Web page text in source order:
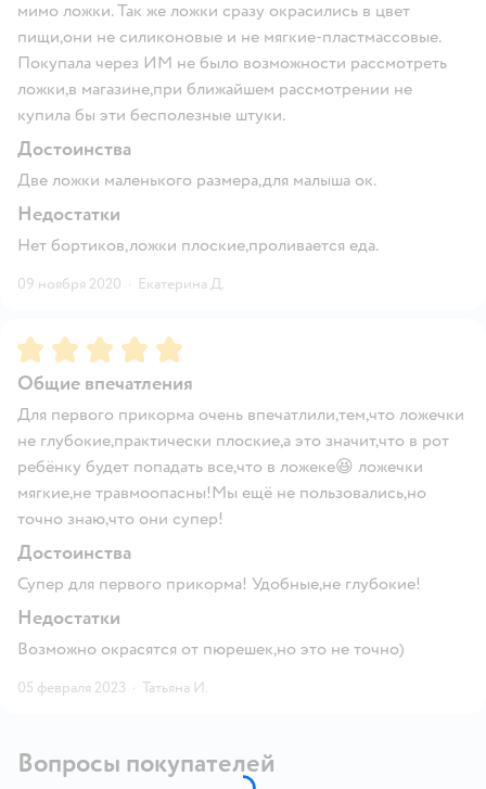
мимо ложки. Так же ложки сразу окрасились в цвет
пищи,они не силиконовые и не мягкие-пластмассовые.
Покупала через ИМ не было возможности рассмотреть
ложки,в магазине,при ближайшем рассмотрении не
купила бы эти бесполезные штуки.
Достоинства
Две ложки маленького размера,для малыша ок.
Недостатки
Нет бортиков,ложки плоские,проливается еда.
09 ноября 2020 · Екатерина Д.
Рейтинг:5
Общие впечатления
Для первого прикорма очень впечатлили,тем,что ложечки
не глубокие,практически плоские,а это значит,что в рот
ребёнку будет попадать все,что в ложеке😆 ложечки
мягкие,не травмоопасны!Мы ещё не пользовались,но
точно знаю,что они супер!
Достоинства
Супер для первого прикорма! Удобные,не глубокие!
Недостатки
Возможно окрасятся от пюрешек,но это не точно)
05 февраля 2023 · Татьяна И.
Вопросы покупателей